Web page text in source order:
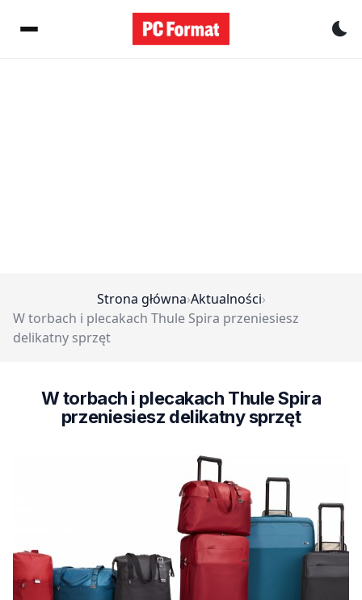
Strona główna›Aktualności›
W torbach i plecakach Thule Spira przeniesiesz
delikatny sprzęt
W torbach i plecakach Thule Spira
przeniesiesz delikatny sprzęt